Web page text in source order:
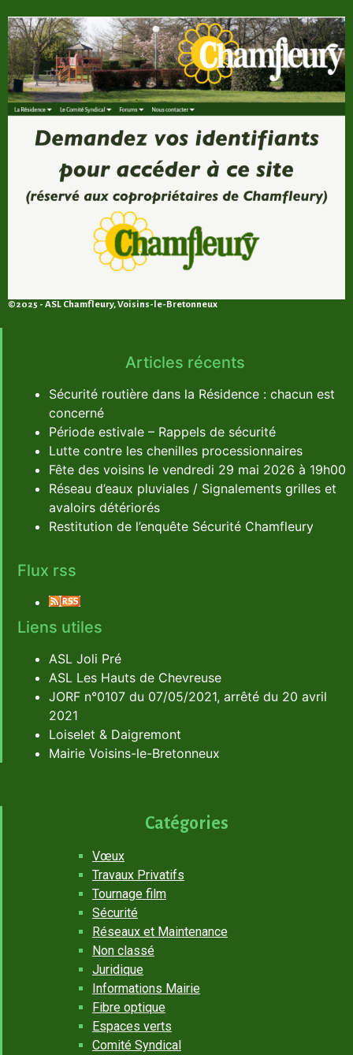
©2025 - ASL Chamfleury, Voisins-le-Bretonneux
Articles récents
Sécurité routière dans la Résidence : chacun est
concerné
Période estivale – Rappels de sécurité
Lutte contre les chenilles processionnaires
Fête des voisins le vendredi 29 mai 2026 à 19h00
Réseau d’eaux pluviales / Signalements grilles et
avaloirs détériorés
Restitution de l’enquête Sécurité Chamfleury
Flux rss
Liens utiles
ASL Joli Pré
ASL Les Hauts de Chevreuse
JORF n°0107 du 07/05/2021, arrêté du 20 avril
2021
Loiselet & Daigremont
Mairie Voisins-le-Bretonneux
Catégories
Vœux
Travaux Privatifs
Tournage film
Sécurité
Réseaux et Maintenance
Non classé
Juridique
Informations Mairie
Fibre optique
Espaces verts
Comité Syndical